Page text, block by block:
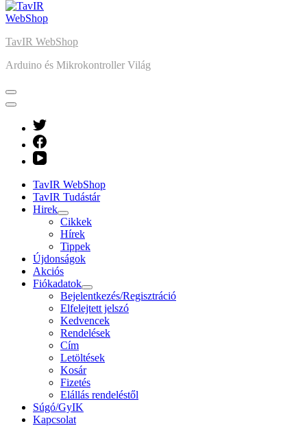
TavIR WebShop
Arduino és Mikrokontroller Világ
TavIR WebShop
TavIR Tudástár
Hirek
Cikkek
Hírek
Tippek
Újdonságok
Akciós
Fiókadatok
Bejelentkezés/Regisztráció
Elfelejtett jelszó
Kedvencek
Rendelések
Cím
Letöltések
Kosár
Fizetés
Elállás rendeléstől
Súgó/GyIK
Kapcsolat